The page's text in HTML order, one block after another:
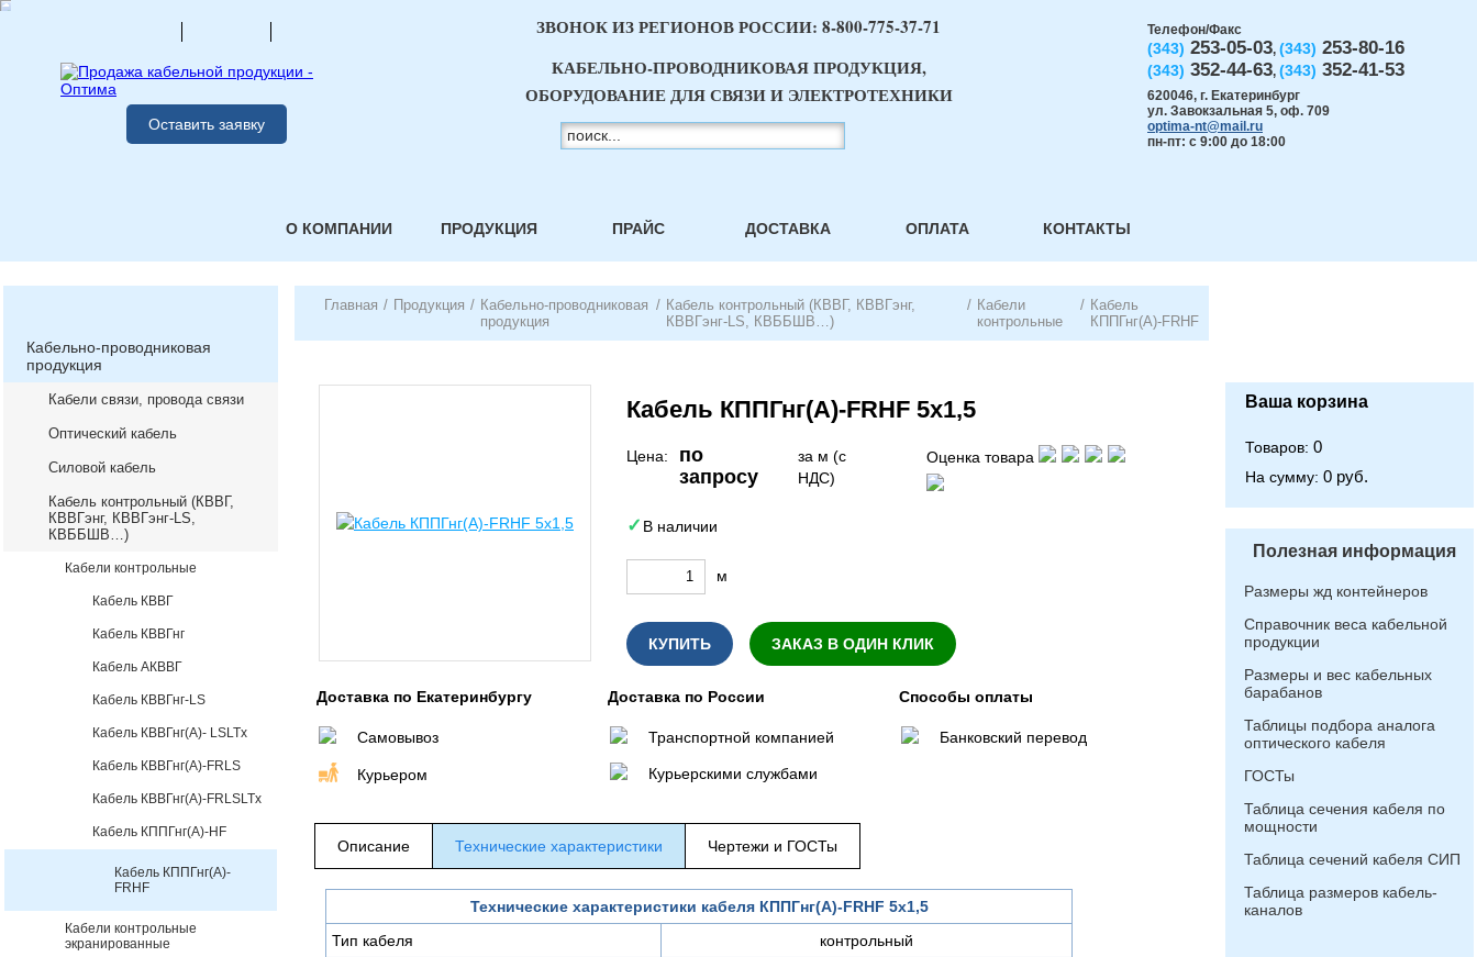
Оставить заявку
Телефон/Факс
(343) 253-05-03, (343) 253-80-16
(343) 352-44-63, (343) 352-41-53
620046, г. Екатеринбург
ул. Завокзальная 5, оф. 709
optima-nt@mail.ru
пн-пт: с 9:00 до 18:00
ЗВОНОК ИЗ РЕГИОНОВ РОССИИ: 8-800-775-37-71
КАБЕЛЬНО-ПРОВОДНИКОВАЯ ПРОДУКЦИЯ,
ОБОРУДОВАНИЕ ДЛЯ СВЯЗИ И ЭЛЕКТРОТЕХНИКИ
О КОМПАНИИ ПРОДУКЦИЯ ПРАЙС ДОСТАВКА ОПЛАТА КОНТАКТЫ
Кабельно-проводниковая
продукция
Кабели связи, провода связи
Оптический кабель
Силовой кабель
Кабель контрольный (КВВГ,
КВВГэнг, КВВГэнг-LS,
КВББШВ…)
Кабели контрольные
Кабель КВВГ
Кабель КВВГнг
Кабель АКВВГ
Кабель КВВГнг-LS
Кабель КВВГнг(А)- LSLTx
Кабель КВВГнг(А)-FRLS
Кабель КВВГнг(А)-FRLSLTx
Кабель КППГнг(А)-HF
Кабель КППГнг(А)-
FRHF
Кабели контрольные
экранированные
Главная / Продукция / Кабельно-проводниковая
продукция
/ Кабель контрольный (КВВГ, КВВГэнг,
КВВГэнг-LS, КВББШВ…)
/ Кабели
контрольные
/ Кабель
КППГнг(А)-FRHF
Кабель КППГнг(А)-FRHF 5х1,5
Цена:
по
запросу
за м (с
НДС)
Оценка товара
В наличии
м
КУПИТЬ ЗАКАЗ В ОДИН КЛИК
Доставка по Екатеринбургу
Самовывоз
Курьером
Доставка по России
Транспортной компанией
Курьерскими службами
Способы оплаты
Банковский перевод
Описание Технические характеристики Чертежи и ГОСТы
Технические характеристики кабеля КППГнг(А)-FRHF 5х1,5
Тип кабеля
контрольный
Ваша корзина
Товаров: 0
На сумму: 0 руб.
Полезная информация
Размеры жд контейнеров
Справочник веса кабельной
продукции
Размеры и вес кабельных
барабанов
Таблицы подбора аналога
оптического кабеля
ГОСТы
Таблица сечения кабеля по
мощности
Таблица сечений кабеля СИП
Таблица размеров кабель-
каналов